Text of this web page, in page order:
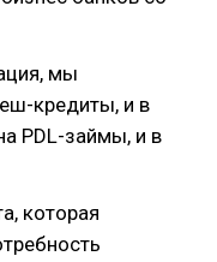
мы
кредиты, и в
PDL-займы, и в
которая